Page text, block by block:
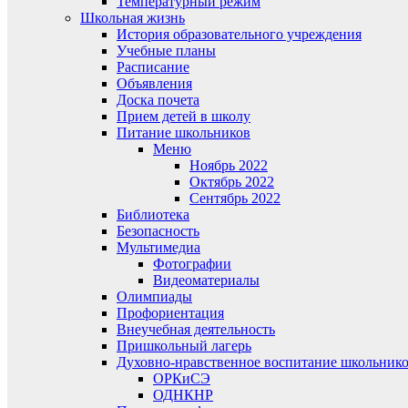
Школьная жизнь
История образовательного учреждения
Учебные планы
Расписание
Объявления
Доска почета
Прием детей в школу
Питание школьников
Меню
Ноябрь 2022
Октябрь 2022
Сентябрь 2022
Библиотека
Безопасность
Мультимедиа
Фотографии
Видеоматериалы
Олимпиады
Профориентация
Внеучебная деятельность
Пришкольный лагерь
Духовно-нравственное воспитание
ОРКиСЭ
ОДНКНР